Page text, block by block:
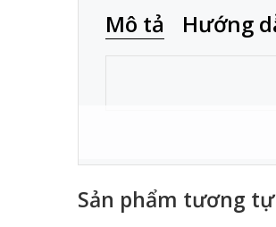
Mô tả Hướng
Sản phẩm tương tự